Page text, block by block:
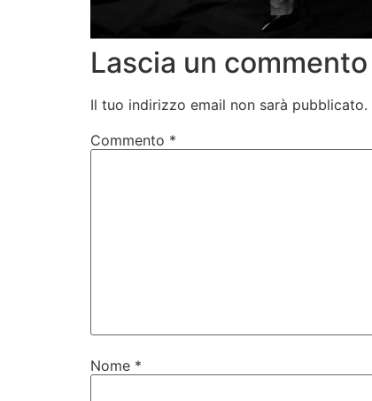
Lascia un commento
Il tuo indirizzo email non sarà pubblicato.
Commento *
Nome *